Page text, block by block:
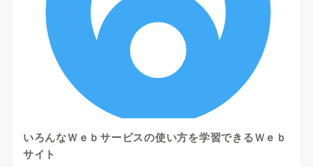
いろんなＷｅｂサービスの使い方を学習できるＷｅｂ
サイト